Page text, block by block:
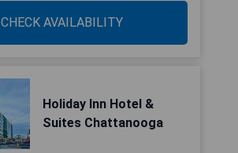
CHECK AVAILABILITY
Holiday Inn Hotel &
Suites Chattanooga